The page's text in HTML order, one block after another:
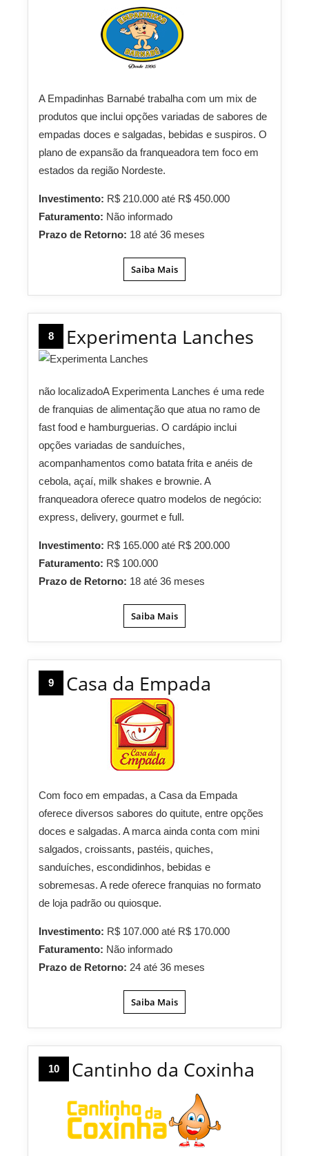
A Empadinhas Barnabé trabalha com um mix de
produtos que inclui opções variadas de sabores de
empadas doces e salgadas, bebidas e suspiros. O
plano de expansão da franqueadora tem foco em
estados da região Nordeste.
Investimento: R$ 210.000 até R$ 450.000
Faturamento: Não informado
Prazo de Retorno: 18 até 36 meses
Saiba Mais
8 Experimenta Lanches
não localizadoA Experimenta Lanches é uma rede
de franquias de alimentação que atua no ramo de
fast food e hamburguerias. O cardápio inclui
opções variadas de sanduíches,
acompanhamentos como batata frita e anéis de
cebola, açaí, milk shakes e brownie. A
franqueadora oferece quatro modelos de negócio:
express, delivery, gourmet e full.
Investimento: R$ 165.000 até R$ 200.000
Faturamento: R$ 100.000
Prazo de Retorno: 18 até 36 meses
Saiba Mais
9 Casa da Empada
Com foco em empadas, a Casa da Empada
oferece diversos sabores do quitute, entre opções
doces e salgadas. A marca ainda conta com mini
salgados, croissants, pastéis, quiches,
sanduíches, escondidinhos, bebidas e
sobremesas. A rede oferece franquias no formato
de loja padrão ou quiosque.
Investimento: R$ 107.000 até R$ 170.000
Faturamento: Não informado
Prazo de Retorno: 24 até 36 meses
Saiba Mais
10 Cantinho da Coxinha